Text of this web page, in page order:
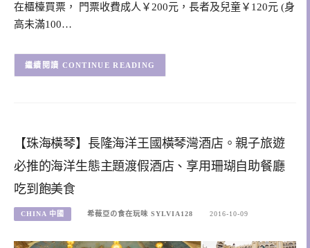
在櫃檯買票， 門票收費成人￥200元，長者及兒童￥120元 (身
高未滿100…
CONTINUE READING
【珠海橫琴】長隆海洋王國橫琴灣酒店。親子旅遊
必推的海洋生態主題渡假酒店、享用珊瑚自助餐廳
吃到飽美食
CHINA 中國 希薇亞の食在玩味 SYLVIA128 2016-10-09